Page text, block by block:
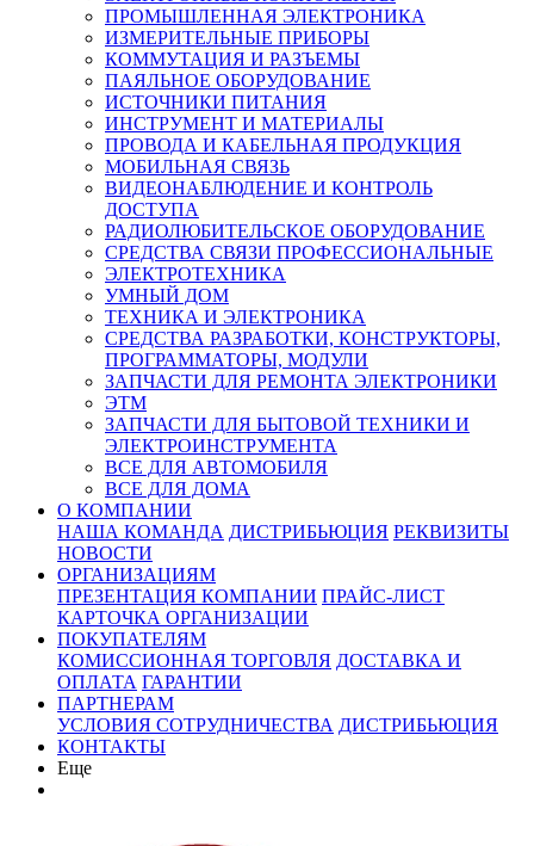
ПРОМЫШЛЕННАЯ ЭЛЕКТРОНИКА
ИЗМЕРИТЕЛЬНЫЕ ПРИБОРЫ
КОММУТАЦИЯ И РАЗЪЕМЫ
ПАЯЛЬНОЕ ОБОРУДОВАНИЕ
ИСТОЧНИКИ ПИТАНИЯ
ИНСТРУМЕНТ И МАТЕРИАЛЫ
ПРОВОДА И КАБЕЛЬНАЯ ПРОДУКЦИЯ
МОБИЛЬНАЯ СВЯЗЬ
ВИДЕОНАБЛЮДЕНИЕ И КОНТРОЛЬ
ДОСТУПА
РАДИОЛЮБИТЕЛЬСКОЕ ОБОРУДОВАНИЕ
СРЕДСТВА СВЯЗИ ПРОФЕССИОНАЛЬНЫЕ
ЭЛЕКТРОТЕХНИКА
УМНЫЙ ДОМ
ТЕХНИКА И ЭЛЕКТРОНИКА
СРЕДСТВА РАЗРАБОТКИ, КОНСТРУКТОРЫ,
ПРОГРАММАТОРЫ, МОДУЛИ
ЗАПЧАСТИ ДЛЯ РЕМОНТА ЭЛЕКТРОНИКИ
ЭТМ
ЗАПЧАСТИ ДЛЯ БЫТОВОЙ ТЕХНИКИ И
ЭЛЕКТРОИНСТРУМЕНТА
ВСЕ ДЛЯ АВТОМОБИЛЯ
ВСЕ ДЛЯ ДОМА
О КОМПАНИИ
НАША КОМАНДА ДИСТРИБЬЮЦИЯ РЕКВИЗИТЫ
НОВОСТИ
ОРГАНИЗАЦИЯМ
ПРЕЗЕНТАЦИЯ КОМПАНИИ ПРАЙС-ЛИСТ
КАРТОЧКА ОРГАНИЗАЦИИ
ПОКУПАТЕЛЯМ
КОМИССИОННАЯ ТОРГОВЛЯ ДОСТАВКА И
ОПЛАТА ГАРАНТИИ
ПАРТНЕРАМ
УСЛОВИЯ СОТРУДНИЧЕСТВА ДИСТРИБЬЮЦИЯ
КОНТАКТЫ
Еще